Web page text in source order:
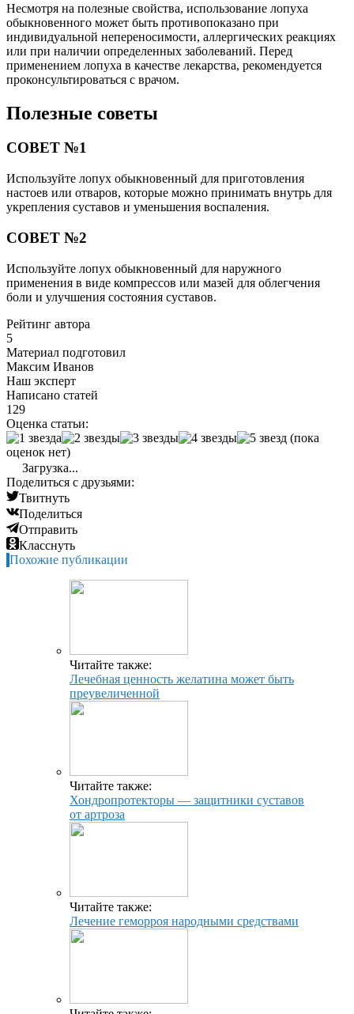
Несмотря на полезные свойства, использование лопуха
обыкновенного может быть противопоказано при
индивидуальной непереносимости, аллергических реакциях
или при наличии определенных заболеваний. Перед
применением лопуха в качестве лекарства, рекомендуется
проконсультироваться с врачом.
Полезные советы
СОВЕТ №1
Используйте лопух обыкновенный для приготовления
настоев или отваров, которые можно принимать внутрь для
укрепления суставов и уменьшения воспаления.
СОВЕТ №2
Используйте лопух обыкновенный для наружного
применения в виде компрессов или мазей для облегчения
боли и улучшения состояния суставов.
Рейтинг автора
5
Материал подготовил
Максим Иванов
Наш эксперт
Написано статей
129
Оценка статьи:
(пока
оценок нет)
Загрузка...
Поделиться с друзьями:
Твитнуть
Поделиться
Отправить
Класснуть
Похожие публикации
Читайте также:
Лечебная ценность желатина может быть
преувеличенной
Читайте также:
Хондропротекторы — защитники суставов
от артроза
Читайте также:
Лечение геморроя народными средствами